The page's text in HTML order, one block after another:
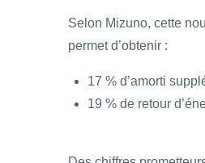
Selon Mizuno, cette
permet d’obtenir :
17 % d’amorti
19 % de retour